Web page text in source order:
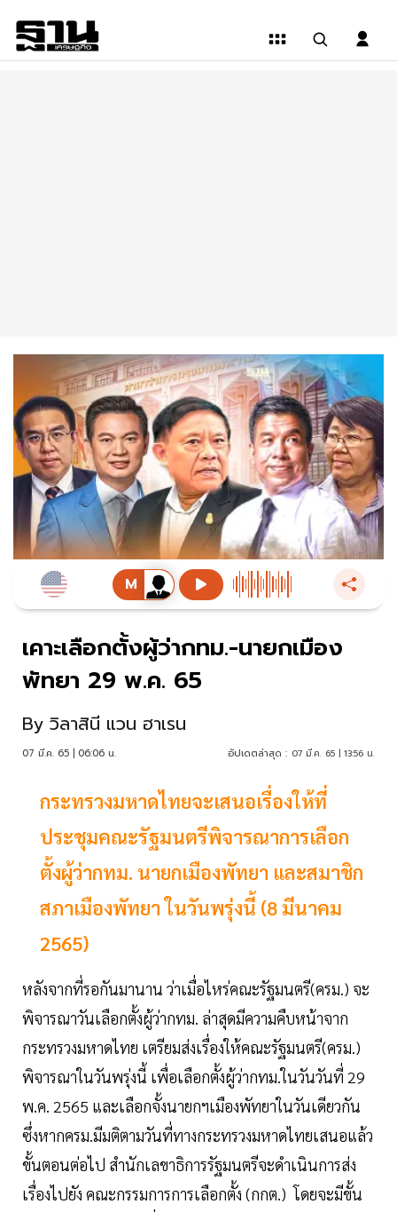
เคาะเลือกตั้งผู้ว่ากทม.-นายกเมือง
พัทยา 29 พ.ค. 65
By วิลาสินี แวน ฮาเรน
07 มี.ค. 65 | 06:06 น. อัปเดตล่าสุด : 07 มี.ค. 65 | 13:56 น.
กระทรวงมหาดไทยจะเสนอเรื่องให้ที่
ประชุมคณะรัฐมนตรีพิจารณาการเลือก
ตั้งผู้ว่ากทม. นายกเมืองพัทยา และสมาชิก
สภาเมืองพัทยา ในวันพรุ่งนี้ (8 มีนาคม
2565)
หลังจากที่รอกันมานาน ว่าเมื่อไหร่คณะรัฐมนตรี(ครม.) จะ
พิจารณาวันเลือกตั้งผู้ว่ากทม. ล่าสุดมีความคืบหน้าจาก
กระทรวงมหาดไทย เตรียมส่งเรื่องให้คณะรัฐมนตรี(ครม.)
พิจารณาในวันพรุ่งนี้ เพื่อเลือกตั้งผู้ว่ากทม.ในวันวันที่ 29
พ.ค. 2565 และเลือกจั้งนายกฯเมืองพัทยาในวันเดียวกัน
ซึ่งหากครม.มีมติตามวันที่ทางกระทรวงมหาดไทยเสนอแล้ว
ขั้นตอนต่อไป สำนักเลขาธิการรัฐมนตรีจะดำเนินการส่ง
เรื่องไปยัง คณะกรรมการการเลือกตั้ง (กกต.) โดยจะมีขั้น